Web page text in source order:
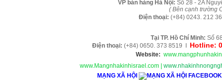
VP bán hàng Hà Nội: Số 28 - 2A
( Bên cạnh trường
Điện thoại: (+84) 0243. 212
Tại TP. H ồ Chí Minh: Số
Điện thoại: (+84) 0650. 373 8519 I Hotline:
Website:
www.Mangnhakinhisrael.com
MẠNG XÃ HỘI